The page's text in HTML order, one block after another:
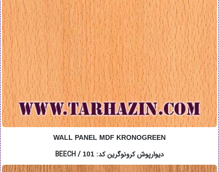
WALL PANEL MDF KRONOGREEN
دیوارپوش کرونوگرین کد: BEECH / 101